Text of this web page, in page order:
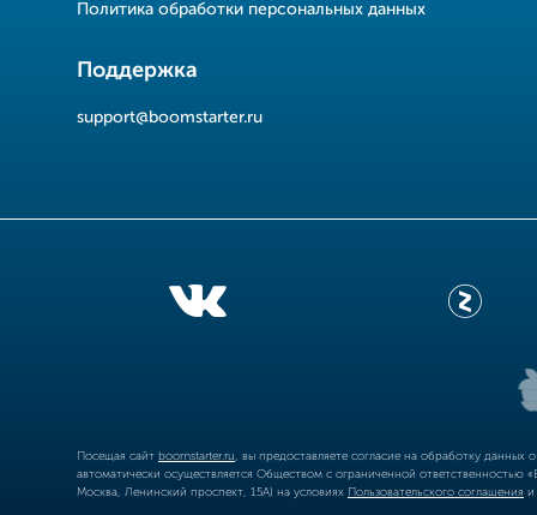
Политика обработки персональных данных
Поддержка
support@boomstarter.ru
Посещая сайт boomstarter.ru , вы предоставляете согласие на обработку
автоматически осуществляется Обществом с ограниченной
Москва, Ленинский проспект, 15А) на условиях Пользовательского соглашения и